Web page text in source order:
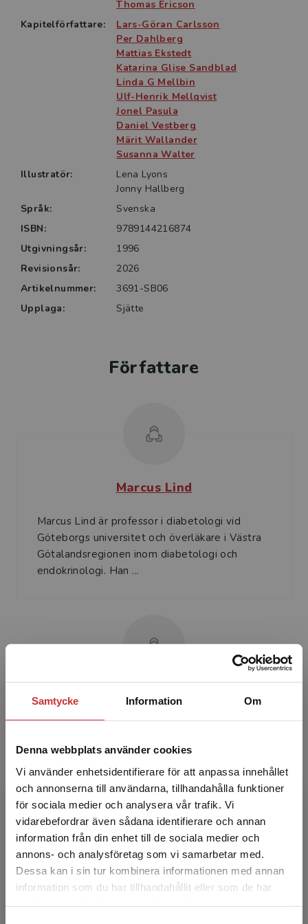
Samtycke Information Om
Denna webbplats använder cookies
Vi använder enhetsidentifierare för att anpassa innehållet
och annonserna till användarna, tillhandahålla funktioner
för sociala medier och analysera vår trafik. Vi
vidarebefordrar även sådana identifierare och annan
information från din enhet till de sociala medier och
annons- och analysföretag som vi samarbetar med.
Dessa kan i sin tur kombinera informationen med annan
information som du har tillhandahållit eller som de har
Begränsad fraktregion
Det verkar som att du besöker
studentlitteratur.se via en enhet utanför Sverige.
Boken vänder sig främst till studenter på grundnivå
inom vård och omvårdnad, fysio- och arbetsterapi,
medicin samt kliniskt verksam hälso- och
Thomas Ericson
Kapitelförfattare:
Lars-Göran Carlsson
Per Dahlberg
Mattias Ekstedt
Katarina Glise Sandblad
Linda G Mellbin
Ulf-Henrik Mellqvist
Jonel Pasula
Daniel Vestberg
Märit Wallander
Susanna Walter
Illustratör:
Lena Lyons
Jonny Hallberg
Språk:
Svenska
ISBN:
9789144216874
Utgivningsår:
1996
Revisionsår:
2026
Artikelnummer:
3691-SB06
Upplaga:
Sjätte
Författare
Marcus Lind
Marcus Lind är professor i diabetologi vid
Göteborgs universitet och överläkare i Västra
Götalandsregionen inom diabetologi och
endokrinologi. Han ...
Johan Zelano
neurologi. Han arbetar vid Sahlgrenska
Akademin, Göteborgs universitet och
Sahlgrenska universitetssjukh...
Thomas Ericson